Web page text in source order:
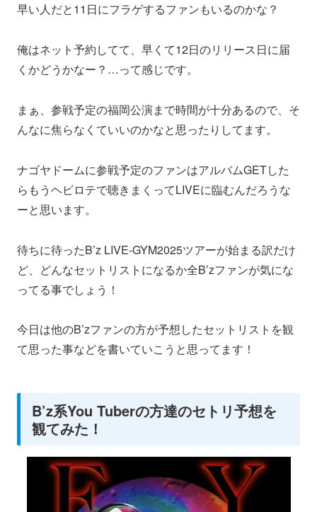
早い人だと11日にフラゲするファンもいるのかな？
俺はネット予約してて、早くて12日のリリース日に届
くかどうかなー？…って感じです。
まぁ、参戦予定の福岡公演まで時間が十分あるので、そ
んなに焦らなくていいのかなと思ったりしてます。
ナゴヤドームに参戦予定のファンはアルバムGETした
らもうヘビロテで聴きまくってLIVEに臨むんだろうな
ーと思います。
待ちに待ったB’z LIVE-GYM2025ツアーが始まる訳だけ
ど、どんなセットリストになるか全B’zファンが気にな
ってる事でしょう！
今日は他のB’zファンの方が予想したセットリストを観
て思った事などを書いていこうと思ってます！
B’z系You Tuberの方達のセトリ予想を
観てみた！